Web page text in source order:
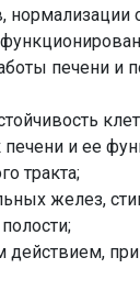
печени и
и ее
тракта;
желез,